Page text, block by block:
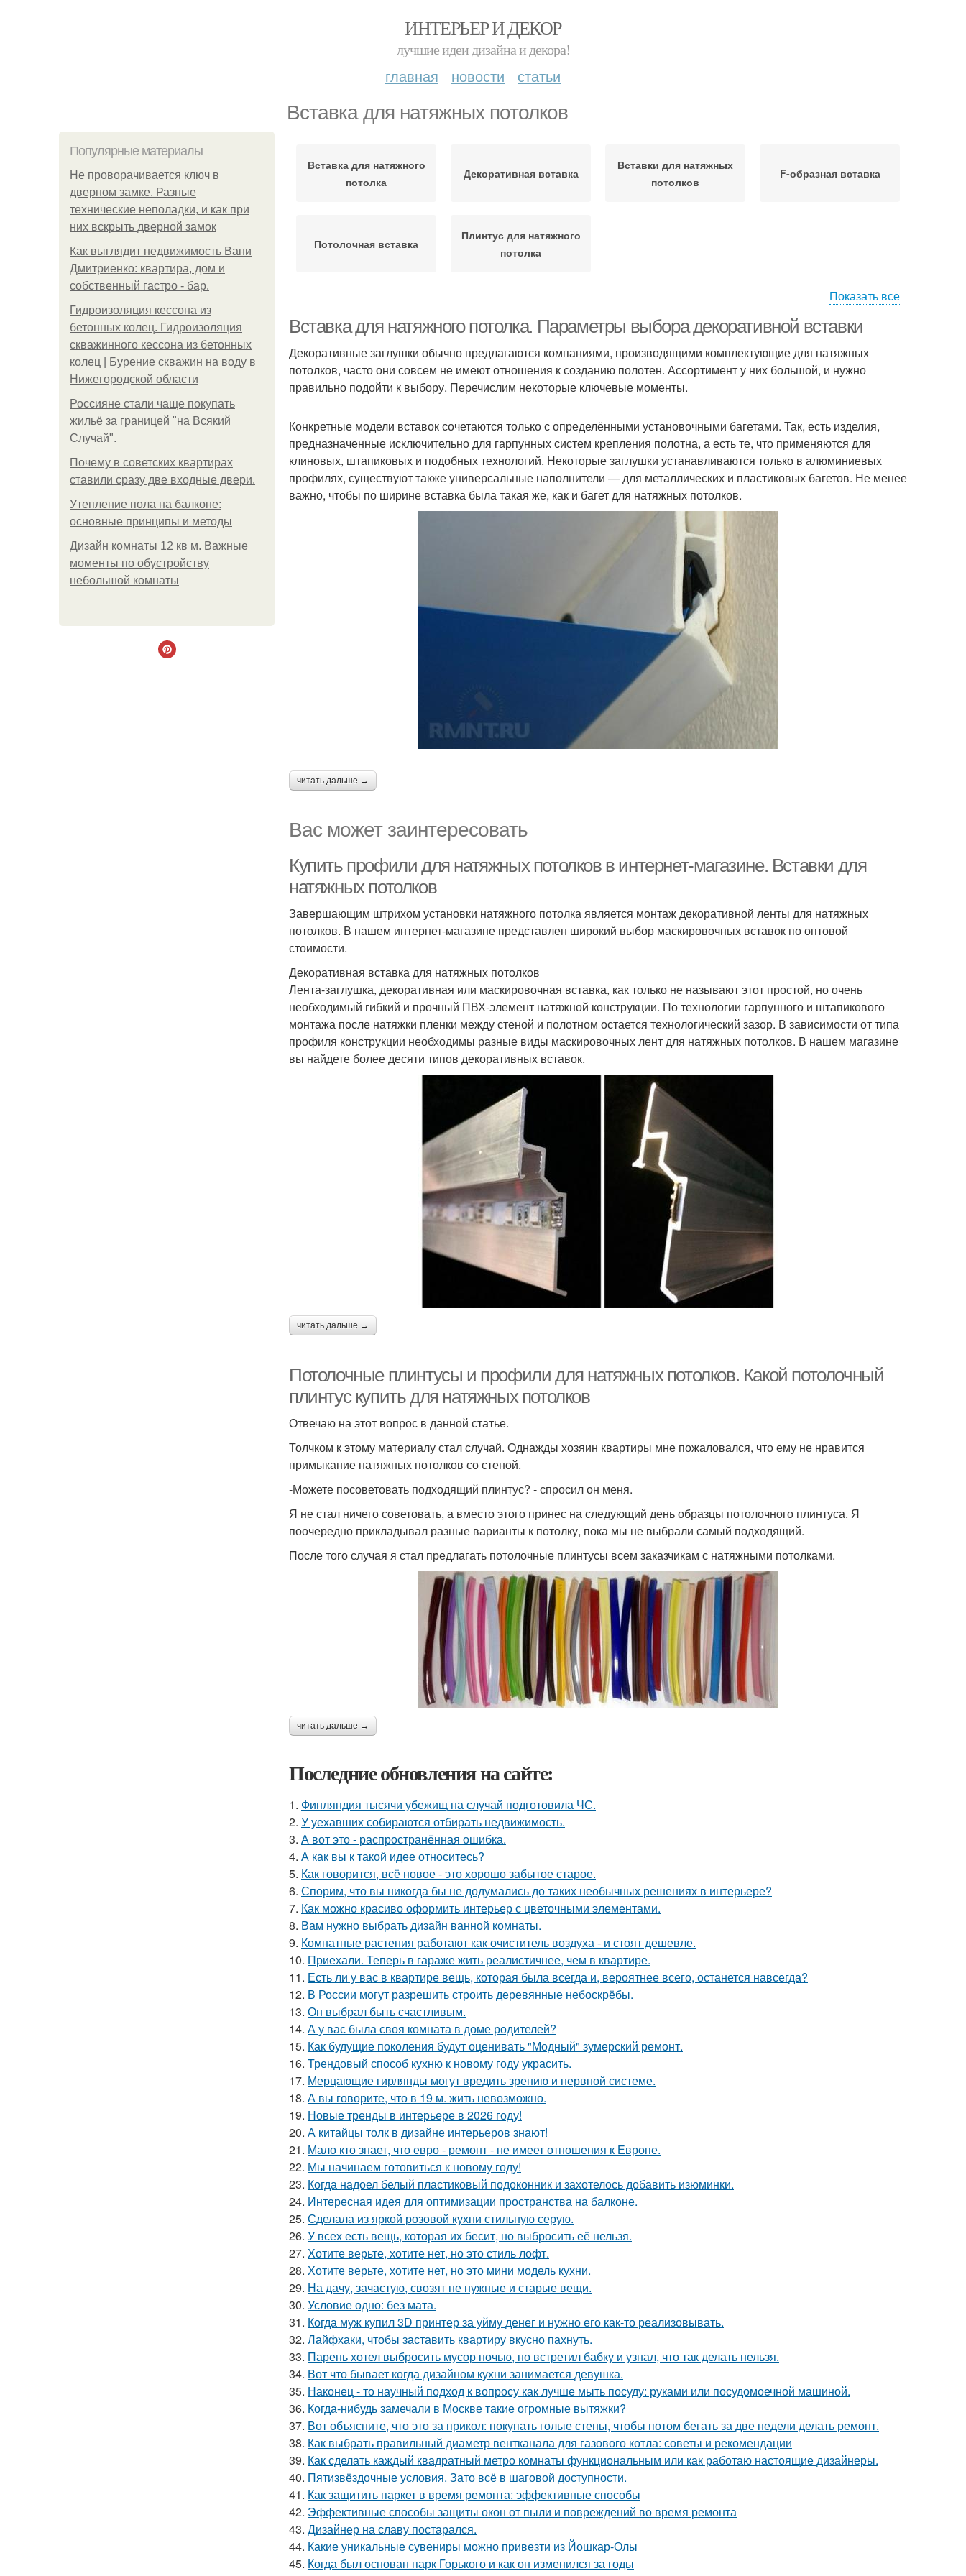
ИНТЕРЬЕР И ДЕКОР
лучшие идеи дизайна и декора!
главная новости статьи
Вставка для натяжных потолков
Популярные материалы
Не проворачивается ключ в
дверном замке. Разные
технические неполадки, и как при
них вскрыть дверной замок
Как выглядит недвижимость Вани
Дмитриенко: квартира, дом и
собственный гастро - бар.
Гидроизоляция кессона из
бетонных колец. Гидроизоляция
скважинного кессона из бетонных
колец | Бурение скважин на воду в
Нижегородской области
Россияне стали чаще покупать
жильё за границей "на Всякий
Случай".
Почему в советских квартирах
ставили сразу две входные двери.
Утепление пола на балконе:
основные принципы и методы
Дизайн комнаты 12 кв м. Важные
моменты по обустройству
небольшой комнаты
Вставка для натяжного
потолка
Декоративная вставка
Вставки для натяжных
потолков
F-образная вставка
Потолочная вставка
Плинтус для натяжного
потолка
Показать все
Вставка для натяжного потолка. Параметры выбора декоративной вставки
Декоративные заглушки обычно предлагаются компаниями, производящими комплектующие для натяжных
потолков, часто они совсем не имеют отношения к созданию полотен. Ассортимент у них большой, и нужно
правильно подойти к выбору. Перечислим некоторые ключевые моменты.
Конкретные модели вставок сочетаются только с определёнными установочными багетами. Так, есть изделия,
предназначенные исключительно для гарпунных систем крепления полотна, а есть те, что применяются для
клиновых, штапиковых и подобных технологий. Некоторые заглушки устанавливаются только в алюминиевых
профилях, существуют также универсальные наполнители — для металлических и пластиковых багетов. Не менее
важно, чтобы по ширине вставка была такая же, как и багет для натяжных потолков.
читать дальше →
Вас может заинтересовать
Купить профили для натяжных потолков в интернет-магазине. Вставки для
натяжных потолков
Завершающим штрихом установки натяжного потолка является монтаж декоративной ленты для натяжных
потолков. В нашем интернет-магазине представлен широкий выбор маскировочных вставок по оптовой
стоимости.
Декоративная вставка для натяжных потолков
Лента-заглушка, декоративная или маскировочная вставка, как только не называют этот простой, но очень
необходимый гибкий и прочный ПВХ-элемент натяжной конструкции. По технологии гарпунного и штапикового
монтажа после натяжки пленки между стеной и полотном остается технологический зазор. В зависимости от типа
профиля конструкции необходимы разные виды маскировочных лент для натяжных потолков. В нашем магазине
вы найдете более десяти типов декоративных вставок.
читать дальше →
Потолочные плинтусы и профили для натяжных потолков. Какой потолочный
плинтус купить для натяжных потолков
Отвечаю на этот вопрос в данной статье.
Толчком к этому материалу стал случай. Однажды хозяин квартиры мне пожаловался, что ему не нравится
примыкание натяжных потолков со стеной.
-Можете посоветовать подходящий плинтус? - спросил он меня.
Я не стал ничего советовать, а вместо этого принес на следующий день образцы потолочного плинтуса. Я
поочередно прикладывал разные варианты к потолку, пока мы не выбрали самый подходящий.
После того случая я стал предлагать потолочные плинтусы всем заказчикам с натяжными потолками.
читать дальше →
Последние обновления на сайте:
1. Финляндия тысячи убежищ на случай подготовила ЧС.
2. У уехавших собираются отбирать недвижимость.
3. А вот это - распространённая ошибка.
4. А как вы к такой идее относитесь?
5. Как говорится, всё новое - это хорошо забытое старое.
6. Спорим, что вы никогда бы не додумались до таких необычных решениях в интерьере?
7. Как можно красиво оформить интерьер с цветочными элементами.
8. Вам нужно выбрать дизайн ванной комнаты.
9. Комнатные растения работают как очиститель воздуха - и стоят дешевле.
10. Приехали. Теперь в гараже жить реалистичнее, чем в квартире.
11. Есть ли у вас в квартире вещь, которая была всегда и, вероятнее всего, останется навсегда?
12. В России могут разрешить строить деревянные небоскрёбы.
13. Он выбрал быть счастливым.
14. А у вас была своя комната в доме родителей?
15. Как будущие поколения будут оценивать "Модный" зумерский ремонт.
16. Трендовый способ кухню к новому году украсить.
17. Мерцающие гирлянды могут вредить зрению и нервной системе.
18. А вы говорите, что в 19 м. жить невозможно.
19. Новые тренды в интерьере в 2026 году!
20. А китайцы толк в дизайне интерьеров знают!
21. Мало кто знает, что евро - ремонт - не имеет отношения к Европе.
22. Мы начинаем готовиться к новому году!
23. Когда надоел белый пластиковый подоконник и захотелось добавить изюминки.
24. Интересная идея для оптимизации пространства на балконе.
25. Сделала из яркой розовой кухни стильную серую.
26. У всех есть вещь, которая их бесит, но выбросить её нельзя.
27. Хотите верьте, хотите нет, но это стиль лофт.
28. Хотите верьте, хотите нет, но это мини модель кухни.
29. На дачу, зачастую, свозят не нужные и старые вещи.
30. Условие одно: без мата.
31. Когда муж купил 3D принтер за уйму денег и нужно его как-то реализовывать.
32. Лайфхаки, чтобы заставить квартиру вкусно пахнуть.
33. Парень хотел выбросить мусор ночью, но встретил бабку и узнал, что так делать нельзя.
34. Вот что бывает когда дизайном кухни занимается девушка.
35. Наконец - то научный подход к вопросу как лучше мыть посуду: руками или посудомоечной машиной.
36. Когда-нибудь замечали в Москве такие огромные вытяжки?
37. Вот объясните, что это за прикол: покупать голые стены, чтобы потом бегать за две недели делать ремонт.
38. Как выбрать правильный диаметр вентканала для газового котла: советы и рекомендации
39. Как сделать каждый квадратный метро комнаты функциональным или как работаю настоящие дизайнеры.
40. Пятизвёздочные условия. Зато всё в шаговой доступности.
41. Как защитить паркет в время ремонта: эффективные способы
42. Эффективные способы защиты окон от пыли и повреждений во время ремонта
43. Дизайнер на славу постарался.
44. Какие уникальные сувениры можно привезти из Йошкар-Олы
45. Когда был основан парк Горького и как он изменился за годы